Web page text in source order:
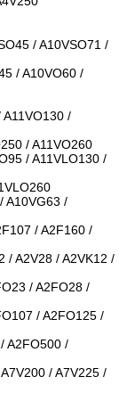
/ A10VSO71 /
/ A10VO60 /
A11VO130 /
/ A11VO260
/ A11VLO130 /
A10VG63 /
/ A2F160 /
/ A2V28 / A2VK12 /
/ A2FO28 /
/ A2FO125 /
A2FO500 /
/ A7V225 /